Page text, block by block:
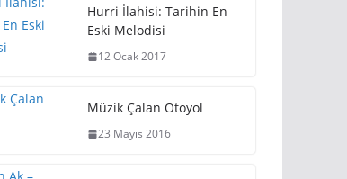
Hurri İlahisi: Tarihin En
Eski Melodisi
12 Ocak 2017
Müzik Çalan Otoyol
23 Mayıs 2016